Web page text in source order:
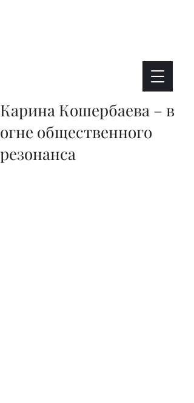
Карина Кошербаева – в
огне общественного
резонанса